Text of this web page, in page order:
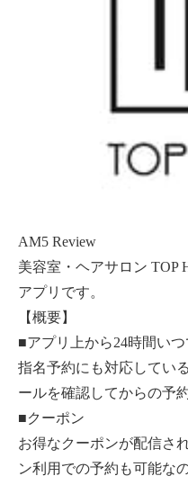
AM5 Review
美容室・ヘアサロン TOP
アプリです。
【概要】
■アプリ上から24時間い
指名予約にも対応してい
ールを確認してからの予
■クーポン
お得なクーポンが配信さ
ン利用での予約も可能な